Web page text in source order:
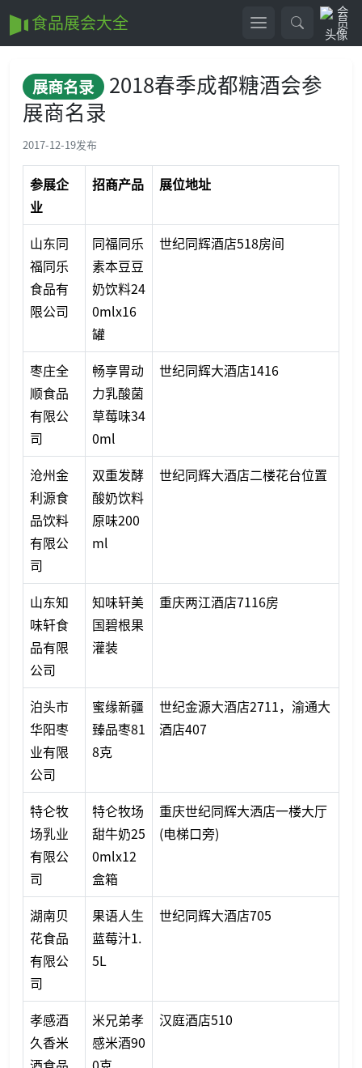
食品展会大全
展商名录 2018春季成都糖酒会参
展商名录
2017-12-19发布
参展企
业
招商产品 展位地址
山东同
福同乐
食品有
限公司
同福同乐
素本豆豆
奶饮料24
0mlx16
罐
世纪同辉酒店518房间
枣庄全
顺食品
有限公
司
畅享胃动
力乳酸菌
草莓味34
0ml
世纪同辉大酒店1416
沧州金
利源食
品饮料
有限公
司
双重发酵
酸奶饮料
原味200
ml
世纪同辉大酒店二楼花台位置
山东知
味轩食
品有限
公司
知味轩美
国碧根果
灌装
重庆两江酒店7116房
泊头市
华阳枣
业有限
公司
蜜缘新疆
臻品枣81
8克
世纪金源大酒店2711，渝通大
酒店407
特仑牧
场乳业
有限公
司
特仑牧场
甜牛奶25
0mlx12
盒箱
重庆世纪同辉大洒店一楼大厅
(电梯口旁)
湖南贝
花食品
有限公
司
果语人生
蓝莓汁1.
5L
世纪同辉大酒店705
孝感酒
久香米
米兄弟孝
感米酒90
汉庭酒店510